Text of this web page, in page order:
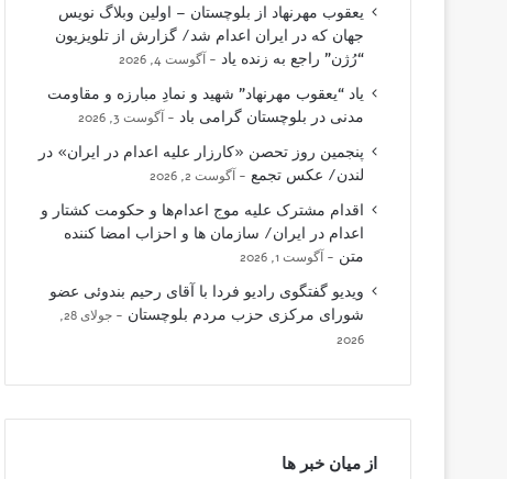
یعقوب مهرنهاد از بلوچستان – اولین وبلاگ نویس
جهان که در ایران اعدام شد/ گزارش از تلویزیون
“رُژن” راجع به زنده یاد
آگوست 4, 2026
یاد “یعقوب مهرنهاد” شهید و نمادِ مبارزه و مقاومت
مدنی در بلوچستان گرامی باد
آگوست 3, 2026
پنجمین روز تحصن «کارزار علیه اعدام در ایران» در
لندن/ عکس تجمع
آگوست 2, 2026
اقدام مشترک علیه موج اعدام‌ها و حکومت کشتار و
اعدام در ایران/ سازمان ها و احزاب امضا کننده
متن
آگوست 1, 2026
ویدیو گفتگوی رادیو فردا با آقای رحیم بندوئی عضو
شورای مرکزی حزب مردم بلوچستان
جولای 28,
2026
از میان خبر ها